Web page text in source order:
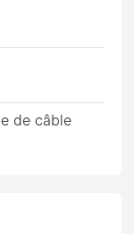
de câble